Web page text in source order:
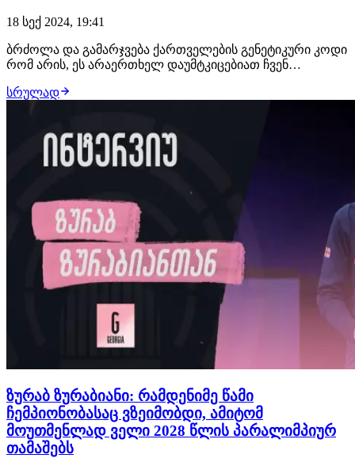
18 სექ 2024, 19:41
ბრძოლა და გამარჯვება ქართველების გენეტიკური კოდი
რომ არის, ეს არაერთხელ დაუმტკიცებიათ ჩვენ
წარმატების გახსენება შეგვიძლია, თუმცა 15 სექტემბერს
ერთხელ…
სრულად
ზურაბ ზურაბიანი: რამდენიმე წამი
ჩემპიონობასაც ვზეიმობდი, ამიტომ
მოუთმენლად ველი 2028 წლის პარალიმპიურ
თამაშებს